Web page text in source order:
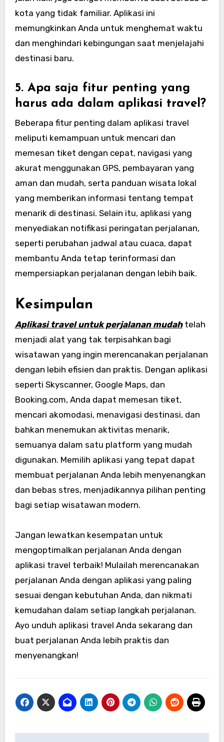
kota yang tidak familiar. Aplikasi ini
memungkinkan Anda untuk menghemat waktu
dan menghindari kebingungan saat menjelajahi
destinasi baru.
5. Apa saja fitur penting yang
harus ada dalam aplikasi travel?
Beberapa fitur penting dalam aplikasi travel
meliputi kemampuan untuk mencari dan
memesan tiket dengan cepat, navigasi yang
akurat menggunakan GPS, pembayaran yang
aman dan mudah, serta panduan wisata lokal
yang memberikan informasi tentang tempat
menarik di destinasi. Selain itu, aplikasi yang
menyediakan notifikasi peringatan perjalanan,
seperti perubahan jadwal atau cuaca, dapat
membantu Anda tetap terinformasi dan
mempersiapkan perjalanan dengan lebih baik.
Kesimpulan
Aplikasi travel untuk perjalanan mudahtelah
menjadi alat yang tak terpisahkan bagi
wisatawan yang ingin merencanakan perjalanan
dengan lebih efisien dan praktis. Dengan aplikasi
seperti Skyscanner, Google Maps, dan
Booking.com, Anda dapat memesan tiket,
mencari akomodasi, menavigasi destinasi, dan
bahkan menemukan aktivitas menarik,
semuanya dalam satu platform yang mudah
digunakan. Memilih aplikasi yang tepat dapat
membuat perjalanan Anda lebih menyenangkan
dan bebas stres, menjadikannya pilihan penting
bagi setiap wisatawan modern.
Jangan lewatkan kesempatan untuk
mengoptimalkan perjalanan Anda dengan
aplikasi travel terbaik! Mulailah merencanakan
perjalanan Anda dengan aplikasi yang paling
sesuai dengan kebutuhan Anda, dan nikmati
kemudahan dalam setiap langkah perjalanan.
Ayo unduh aplikasi travel Anda sekarang dan
buat perjalanan Anda lebih praktis dan
menyenangkan!